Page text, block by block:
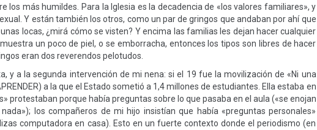
los más humildes. Para la Iglesia es la decadencia de «los valores familiares», y
Y están también los otros, como un par de gringos que andaban por ahí que
locas, ¿mirá cómo se visten? Y encima las familias les dejan hacer cualquier
un poco de piel, o se emborracha, entonces los tipos son libres de hacer
eran dos reverendos pelotudos.
y a la segunda intervención de mi nena: si el 19 fue la movilización de «Ni una
a la que el Estado sometió a 1,4 millones de estudiantes. Ella estaba en
protestaban porque había preguntas sobre lo que pasaba en el aula («se enojan
los compañeros de mi hijo insistían que había «preguntas personales»
computadora en casa). Esto en un fuerte contexto donde el periodismo (en